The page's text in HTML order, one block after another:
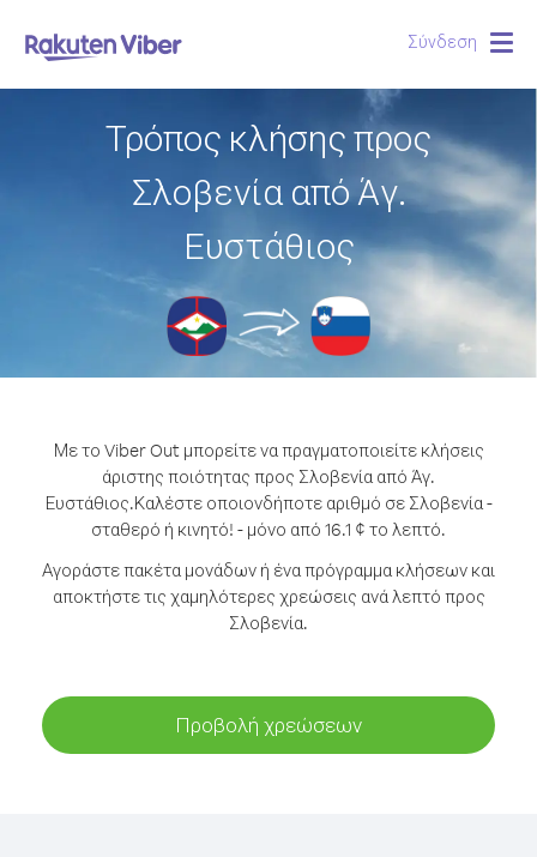
Σύνδεση
Τρόπος κλήσης προς
Σλοβενία από Άγ.
Ευστάθιος
Με το Viber Out μπορείτε να πραγματοποιείτε κλήσεις
άριστης ποιότητας προς Σλοβενία από Άγ.
Ευστάθιος.Καλέστε οποιονδήποτε αριθμό σε Σλοβενία -
σταθερό ή κινητό! - μόνο από 16.1 ¢ το λεπτό.
Αγοράστε πακέτα μονάδων ή ένα πρόγραμμα κλήσεων και
αποκτήστε τις χαμηλότερες χρεώσεις ανά λεπτό προς
Σλοβενία.
Προβολή χρεώσεων